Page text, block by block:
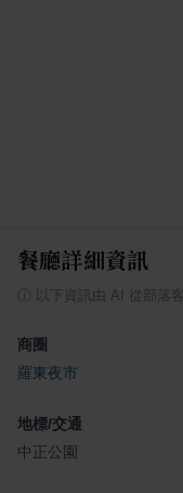
餐廳詳細資訊
以下資訊由 AI 從部落
商圈
羅東夜市
地標/交通
中正公園